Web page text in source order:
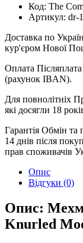
Код: The
Артикул: dr-
Доставка по
кур'єром Нової
Оплата
(рахунок IBAN).
Для повнолітніх
які досягли 18
Гарантія Обмін та
14 днів після
прав споживачів
Опис
Відгуки (0)
Опис:
Knurled